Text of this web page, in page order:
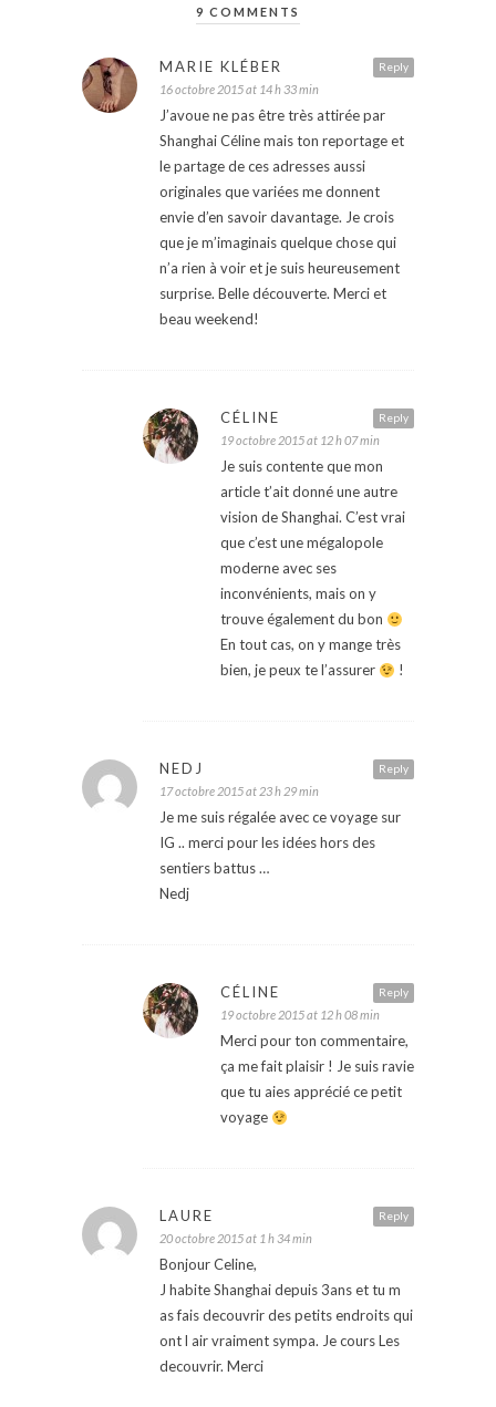
9 COMMENTS
Reply
MARIE KLÉBER
16 octobre 2015 at 14 h 33 min
J’avoue ne pas être très attirée par
Shanghai Céline mais ton reportage et
le partage de ces adresses aussi
originales que variées me donnent
envie d’en savoir davantage. Je crois
que je m’imaginais quelque chose qui
n’a rien à voir et je suis heureusement
surprise. Belle découverte. Merci et
beau weekend!
Reply
CÉLINE
19 octobre 2015 at 12 h 07 min
Je suis contente que mon
article t’ait donné une autre
vision de Shanghai. C’est vrai
que c’est une mégalopole
moderne avec ses
inconvénients, mais on y
trouve également du bon
En tout cas, on y mange très
bien, je peux te l’assurer
!
Reply
NEDJ
17 octobre 2015 at 23 h 29 min
Je me suis régalée avec ce voyage sur
IG .. merci pour les idées hors des
sentiers battus …
Nedj
Reply
CÉLINE
19 octobre 2015 at 12 h 08 min
Merci pour ton commentaire,
ça me fait plaisir ! Je suis ravie
que tu aies apprécié ce petit
voyage
Reply
LAURE
20 octobre 2015 at 1 h 34 min
Bonjour Celine,
J habite Shanghai depuis 3ans et tu m
as fais decouvrir des petits endroits qui
ont l air vraiment sympa. Je cours Les
decouvrir. Merci